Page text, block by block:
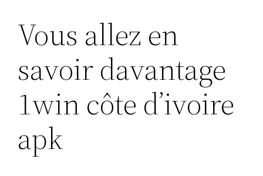
Vous allez en
savoir davantage
1win côte d’ivoire
apk